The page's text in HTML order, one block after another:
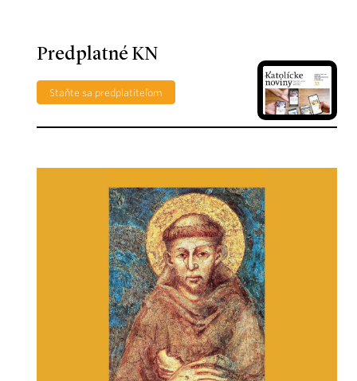
Predplatné KN
Staňte sa predplatiteľom